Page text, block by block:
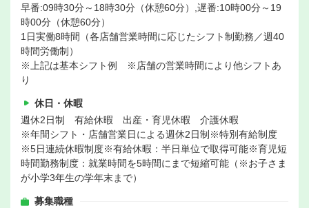
早番:09時30分～18時30分（休憩60分）,遅番:10時00分～19
時00分（休憩60分）
1日実働8時間（各店舗営業時間に応じたシフト制勤務／週40
時間労働制）
※上記は基本シフト例 ※店舗の営業時間により他シフトあ
り
休日・休暇
週休2日制 有給休暇 出産・育児休暇 介護休暇
※年間シフト・店舗営業日による週休2日制※特別有給制度
※5日連続休暇制度※有給休暇：半日単位で取得可能※育児短
時間勤務制度：就業時間を5時間にまで短縮可能（※お子さま
が小学3年生の学年末まで）
募集職種